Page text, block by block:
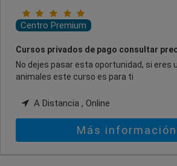
Centro Premium
Cursos privados de pago consultar
No dejes pasar esta oportunidad, si eres
animales este curso es para ti
A Distancia , Online
Más información